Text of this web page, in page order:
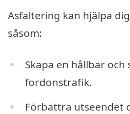
Asfaltering kan hjälpa
såsom:
Skapa en hållbar
fordonstrafik.
Förbättra utseendet